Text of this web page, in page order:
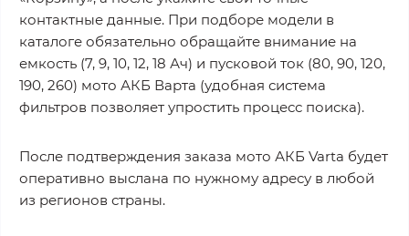
контактные данные. При подборе модели в
каталоге обязательно обращайте внимание на
емкость (7, 9, 10, 12, 18 Ач) и пусковой ток (80, 90, 120,
190, 260) мото АКБ Варта (удобная система
фильтров позволяет упростить процесс поиска).
После подтверждения заказа мото АКБ Varta будет
оперативно выслана по нужному адресу в любой
из регионов страны.